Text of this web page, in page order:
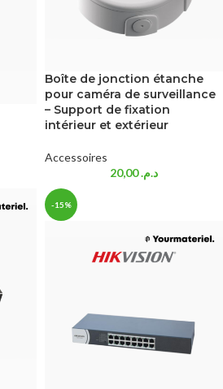
Boîte de jonction étanche
pour caméra de surveillance
– Support de fixation
intérieur et extérieur
Accessoires
د.م.20,00
-15%